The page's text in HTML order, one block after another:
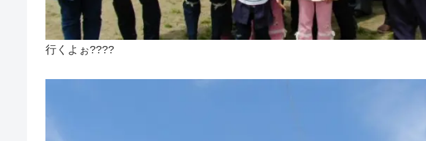
行くよぉ????